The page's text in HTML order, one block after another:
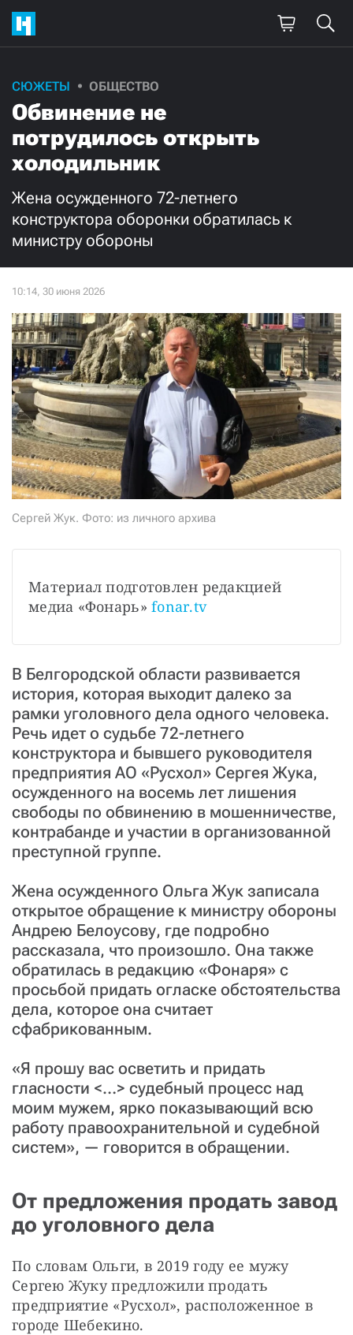
СЮЖЕТЫ ОБЩЕСТВО
Обвинение не
потрудилось открыть
холодильник
Жена осужденного 72-летнего
конструктора оборонки обратилась к
министру обороны
Сергей Жук. Фото: из личного архива
Материал подготовлен редакцией
медиа «Фонарь» fonar.tv
В Белгородской области развивается
история, которая выходит далеко за
рамки уголовного дела одного человека.
Речь идет о судьбе 72-летнего
конструктора и бывшего руководителя
предприятия АО «Русхол» Сергея Жука,
осужденного на восемь лет лишения
свободы по обвинению в мошенничестве,
контрабанде и участии в организованной
преступной группе.
Жена осужденного Ольга Жук записала
открытое обращение к министру обороны
Андрею Белоусову, где подробно
рассказала, что произошло. Она также
обратилась в редакцию «Фонаря» с
просьбой придать огласке обстоятельства
дела, которое она считает
сфабрикованным.
«Я прошу вас осветить и придать
гласности <…> судебный процесс над
моим мужем, ярко показывающий всю
работу правоохранительной и судебной
систем», — говорится в обращении.
От предложения продать завод
до уголовного дела
По словам Ольги, в 2019 году ее мужу
Сергею Жуку предложили продать
предприятие «Русхол», расположенное в
городе Шебекино.
Поддержите
нашу работу!
Ежемесячно Разово
500
Нажимая кнопку «Стать соучастником»,
я принимаю условия и подтверждаю свое гражданство РФ
СТАТЬ СОУЧАСТНИКОМ
ПОДЕЛИТЬСЯ С ДРУЗЬЯМИ
Если у вас есть вопросы, пишите donate@novayagazeta.ruили
звоните:
+7 (929) 612-03-68